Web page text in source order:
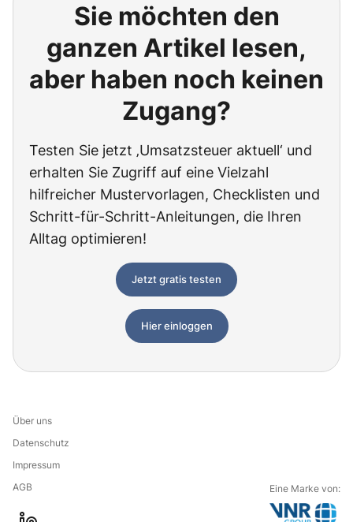
Sie möchten den
ganzen Artikel lesen,
aber haben noch keinen
Zugang?
Testen Sie jetzt ‚Umsatzsteuer aktuell‘ und
erhalten Sie Zugriff auf eine Vielzahl
hilfreicher Mustervorlagen, Checklisten und
Schritt-für-Schritt-Anleitungen, die Ihren
Alltag optimieren!
Jetzt gratis testen
Hier einloggen
Über uns
Datenschutz
Impressum
AGB
Eine Marke von: